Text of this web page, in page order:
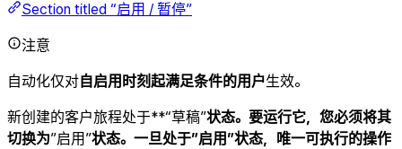
Section titled “启用 / 暂停”
注意
自动化仅对自启用时刻起满足条件的用户生效。
新创建的客户旅程处于**“草稿”状态。要运行它，您必须将其
切换为”启用”状态。一旦处于”启用”状态，唯一可执行的操作